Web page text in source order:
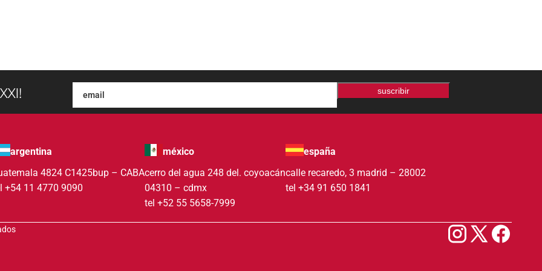
suscribir
argentina
4824 C1425bup – CABA
+54 11 4770 9090
méxico
cerro del agua 248 del. coyoacán
04310 – cdmx
tel +52 55 5658-7999
españa
calle recaredo, 3 madrid – 28002
tel +34 91 650 1841